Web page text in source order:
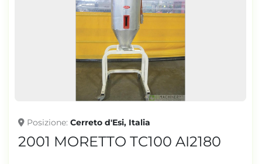
Posizione Cerreto d'Esi, Italia
2001 MORETTO TC100 AI2180